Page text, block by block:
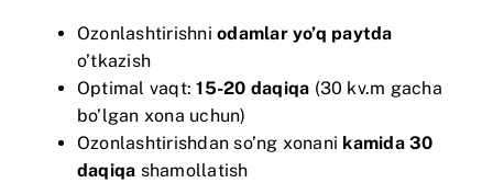
Ozonlashtirishniodamlar yo’q paytda
o’tkazish
Optimal vaqt:15-20 daqiqa (30 kv.m gacha
bo’lgan xona uchun)
Ozonlashtirishdan so’ng xonani kamida 30
daqiqa shamollatish